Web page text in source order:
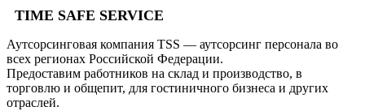
TIME SAFE SERVICE
Аутсорсинговая компания TSS — аутсорсинг персонала во
всех регионах Российской Федерации.
Предоставим работников на склад и производство, в
торговлю и общепит, для гостиничного бизнеса и других
отраслей.